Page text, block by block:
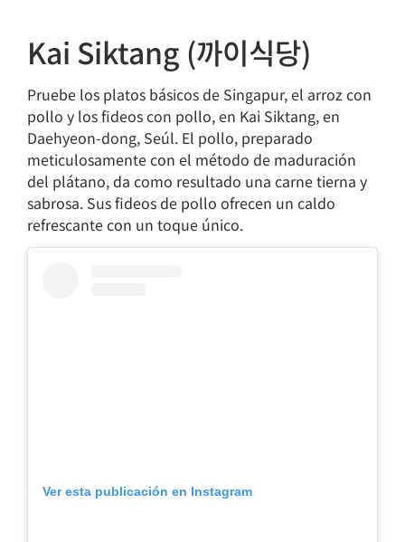
Kai Siktang (까이식당)
Pruebe los platos básicos de Singapur, el arroz con
pollo y los fideos con pollo, en Kai Siktang, en
Daehyeon-dong, Seúl. El pollo, preparado
meticulosamente con el método de maduración
del plátano, da como resultado una carne tierna y
sabrosa. Sus fideos de pollo ofrecen un caldo
refrescante con un toque único.
Ver esta publicación en Instagram